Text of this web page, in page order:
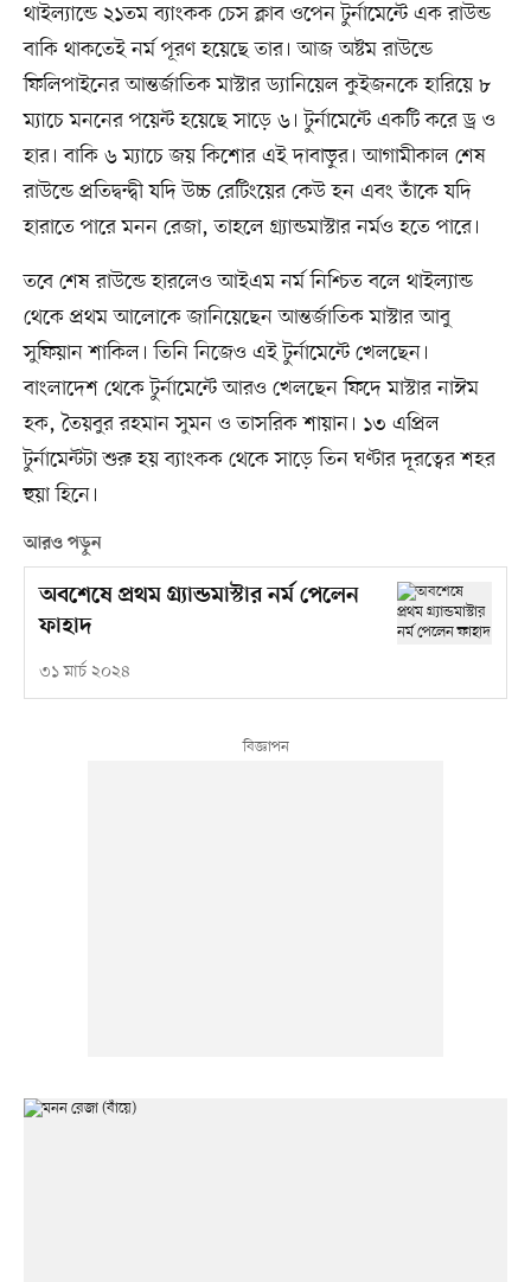
থাইল্যান্ডে ২১তম ব্যাংকক চেস ক্লাব ওপেন টুর্নামেন্টে এক রাউন্ড
বাকি থাকতেই নর্ম পূরণ হয়েছে তার। আজ অষ্টম রাউন্ডে
ফিলিপাইনের আন্তর্জাতিক মাস্টার ড্যানিয়েল কুইজনকে হারিয়ে ৮
ম্যাচে মননের পয়েন্ট হয়েছে সাড়ে ৬। টুর্নামেন্টে একটি করে ড্র ও
হার। বাকি ৬ ম্যাচে জয় কিশোর এই দাবাড়ুর। আগামীকাল শেষ
রাউন্ডে প্রতিদ্বন্দ্বী যদি উচ্চ রেটিংয়ের কেউ হন এবং তাঁকে যদি
হারাতে পারে মনন রেজা, তাহলে গ্র্যান্ডমাস্টার নর্মও হতে পারে।
তবে শেষ রাউন্ডে হারলেও আইএম নর্ম নিশ্চিত বলে থাইল্যান্ড
থেকে প্রথম আলোকে জানিয়েছেন আন্তর্জাতিক মাস্টার আবু
সুফিয়ান শাকিল। তিনি নিজেও এই টুর্নামেন্টে খেলছেন।
বাংলাদেশ থেকে টুর্নামেন্টে আরও খেলছেন ফিদে মাস্টার নাঈম
হক, তৈয়বুর রহমান সুমন ও তাসরিক শায়ান। ১৩ এপ্রিল
টুর্নামেন্টটা শুরু হয় ব্যাংকক থেকে সাড়ে তিন ঘণ্টার দূরত্বের শহর
হুয়া হিনে।
আরও পড়ুন
অবশেষে প্রথম গ্র্যান্ডমাস্টার নর্ম পেলেন
ফাহাদ
৩১ মার্চ ২০২৪